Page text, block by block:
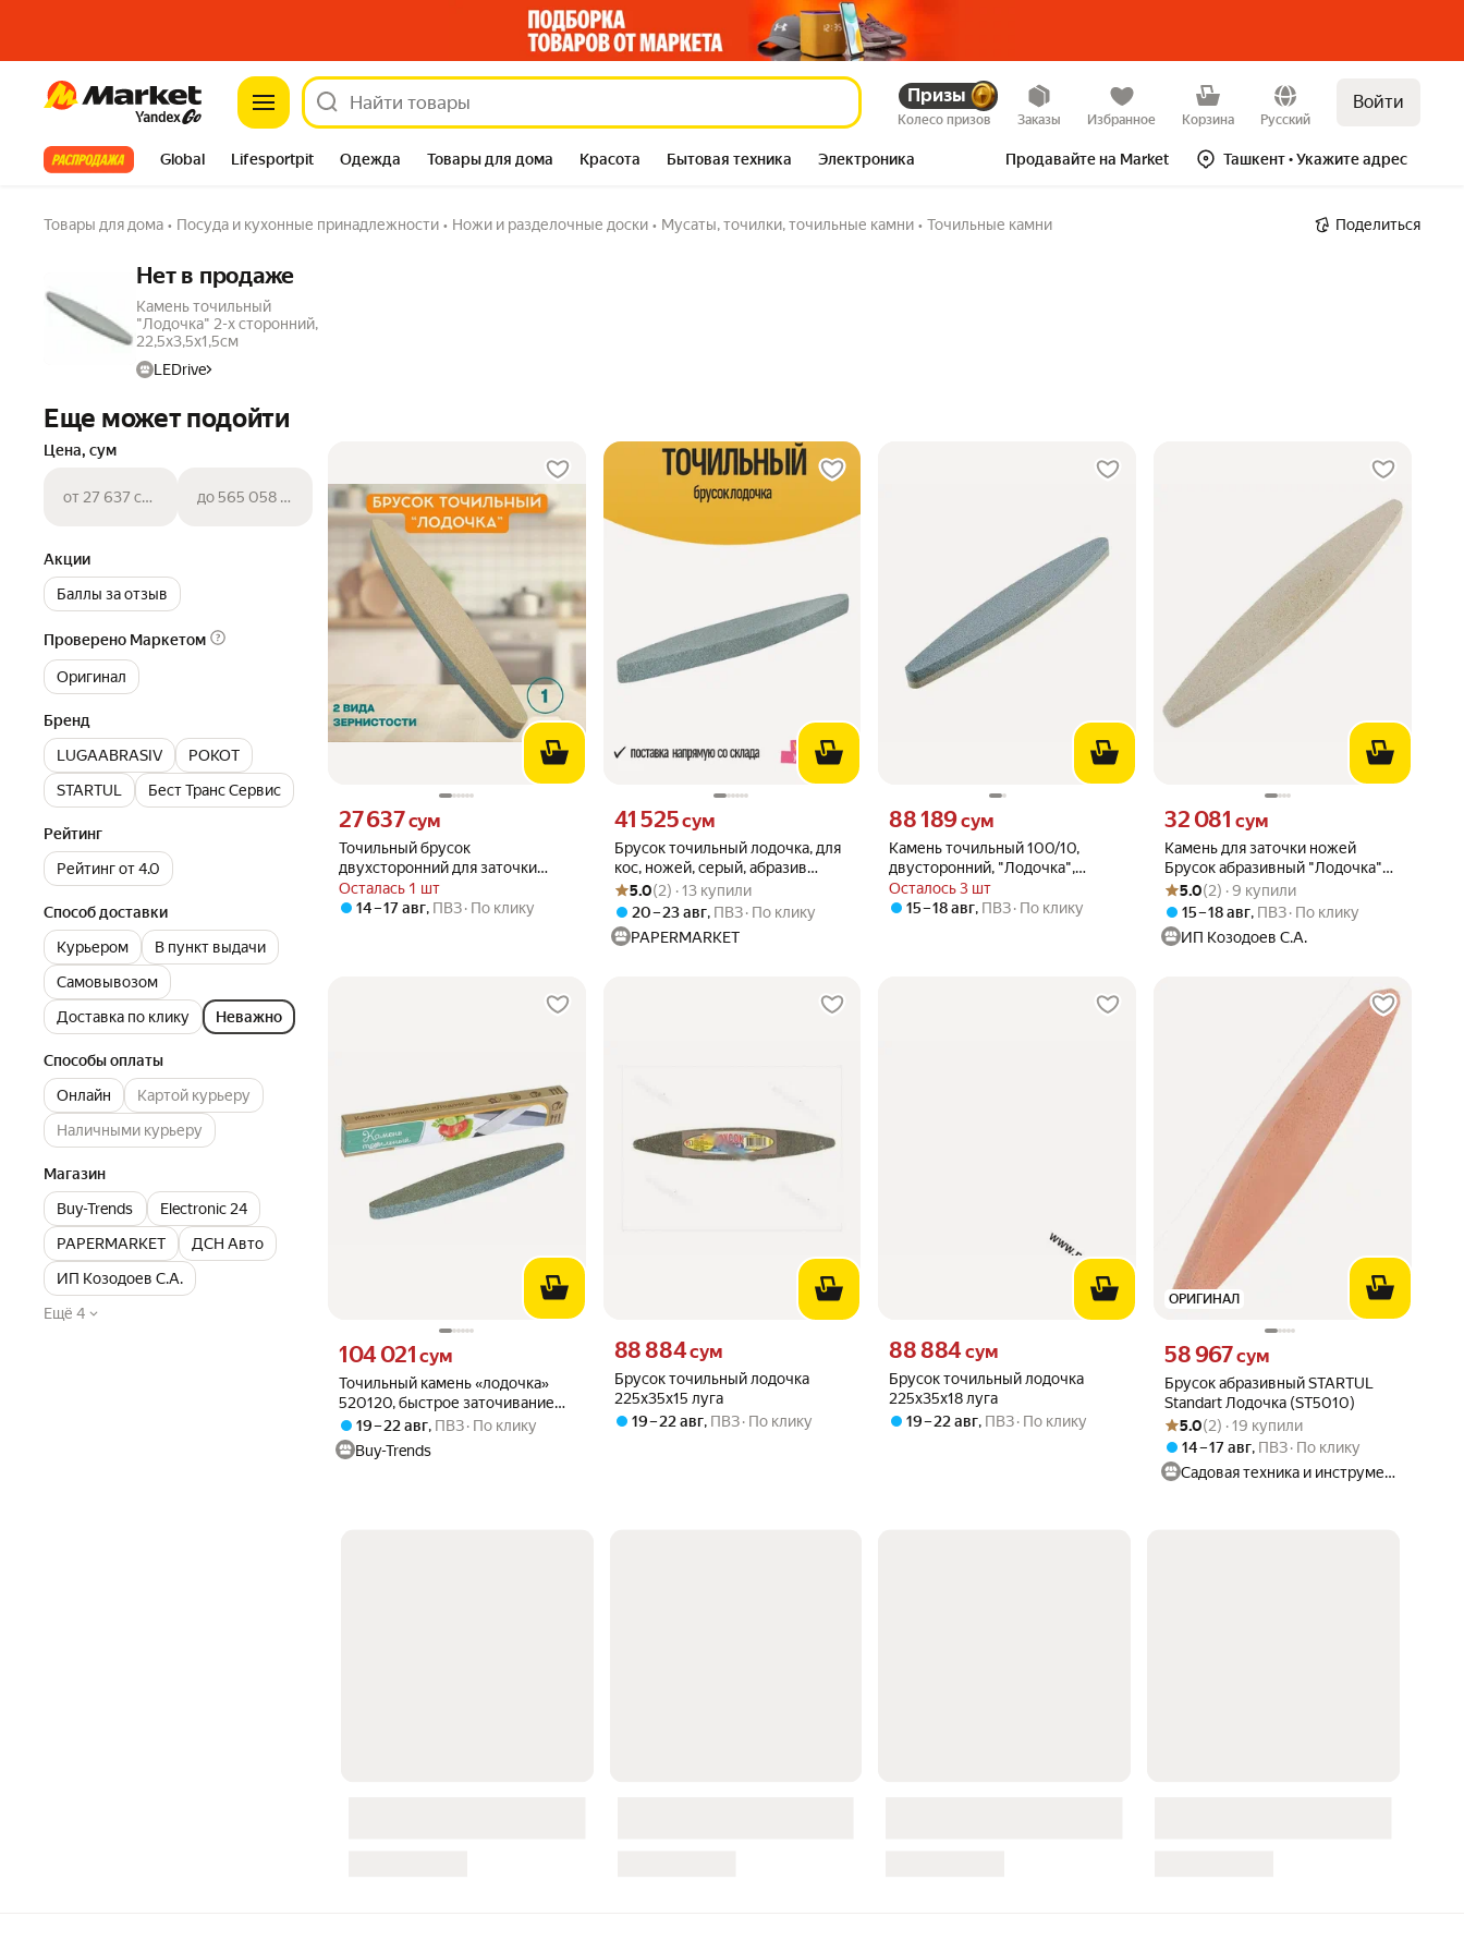
Market Призы
Колесо призов Заказы Избранное Корзина Русский
Войти
Все хиты Global Lifesportpit Одежда Товары для дома Красота Бытовая техника Электроника Продавайте на Market Ташкент• Укажите адрес
Товары для дома • Посуда и кухонные принадлежности • Ножи и разделочные доски • Мусаты, точилки, точильные камни • Точильные камни Поделиться
Нет в продаже
Камень точильный
"Лодочка" 2-х сторонний,
22,5х3,5х1,5см
LEDrive
Еще может подойти
Цена, сум
от 27 637 сум до 565 058 сум
Акции
Баллы за отзыв
Проверено Маркетом
Оригинал
Бренд
LUGAABRASIV
РОКОТ
STARTUL
Бест Транс Сервис
Рейтинг
Рейтинг от 4.0
Способ доставки
Курьером
В пункт выдачи
Самовывозом
Доставка по клику
Неважно
Способы оплаты
Онлайн
Картой курьеру
Наличными курьеру
Магазин
Buy-Trends
Electronic 24
PAPERMARKET
ДСН Авто
ИП Козодоев С.А.
Ещё 4
Точильный брусок
двухсторонний для заточки
режущего инструмента
"Лодочка" увеличенная 22,5 см
Осталась 1 шт
Цена 27637 сум вместо
27 637сум
14 – 17 авг, ПВЗ По клику
Брусок точильный лодочка, для
кос, ножей, серый, абразив
карбид, средняя зернистость
Цена 41525 сум вместо
41 525сум
Рейтинг товара: 5.0 из 5
Оценок: (2) · 13 купили
5.0(2) · 13 купили
20 – 23 авг, ПВЗ По клику
PAPERMARKET
Камень точильный 100/10,
двусторонний, "Лодочка",
22.5x3.5x1.5 см
Осталось 3 шт
Цена 88189 сум вместо
88 189сум
15 – 18 авг, ПВЗ По клику
Камень для заточки ножей
Брусок абразивный "Лодочка"
22,5см рокот
Цена 32081 сум вместо
32 081 сум
Рейтинг товара: 5.0 из 5
Оценок: (2) · 9 купили
5.0(2) · 9 купили
15 – 18 авг, ПВЗ По клику
ИП Козодоев С.А.
Точильный камень «лодочка»
520120, быстрое заточивание
ножей, серо‑зелёный,
абразивный камень, длина 15 см,
ширина 5 см
Цена 104021 сум вместо
104 021 сум
19 – 22 авг, ПВЗ По клику
Buy-Trends
Брусок точильный лодочка
225х35х15 луга
Цена 88884 сум вместо
88 884сум
19 – 22 авг, ПВЗ По клику
Брусок точильный лодочка
225х35х18 луга
Цена 88884 сум вместо
88 884 сум
19 – 22 авг, ПВЗ По клику
ОРИГИНАЛ
Брусок абразивный STARTUL
Standart Лодочка (ST5010)
Цена 58967 сум вместо
58 967сум
Рейтинг товара: 5.0 из 5
Оценок: (2) · 19 купили
5.0(2) · 19 купили
14 – 17 авг, ПВЗ По клику
Садовая техника и инструменты